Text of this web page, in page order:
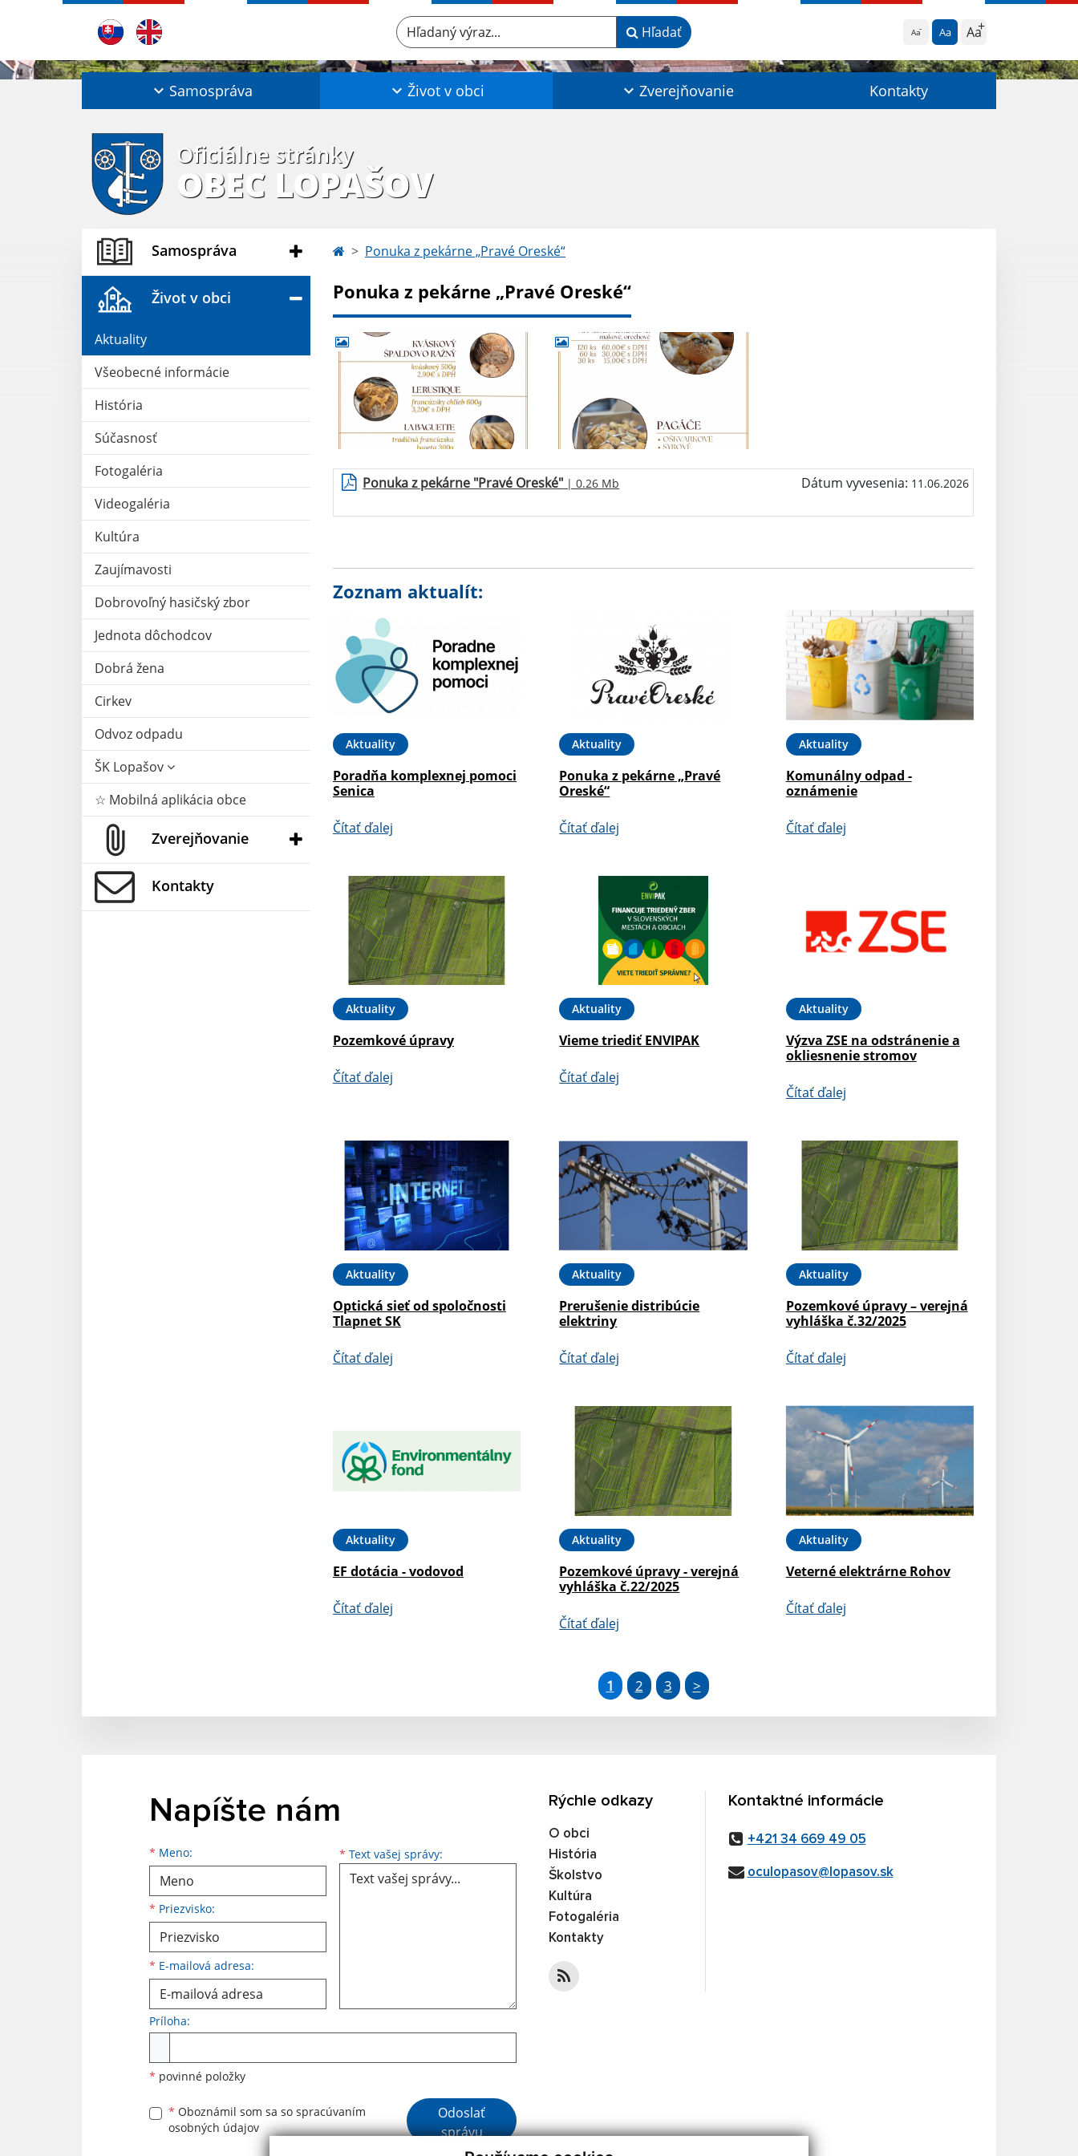
Aa Aa Aa
Hľadaný výraz... Hľadať
Samospráva Život v obci Zverejňovanie Kontakty
Oficiálne stránky
OBEC LOPAŠOV
Samospráva
Život v obci
Aktuality
Všeobecné informácie
História
Súčasnosť
Fotogaléria
Videogaléria
Kultúra
Zaujímavosti
Dobrovoľný hasičský zbor
Jednota dôchodcov
Dobrá žena
Cirkev
Odvoz odpadu
ŠK Lopašov
☆ Mobilná aplikácia obce
Zverejňovanie
Kontakty
Ponuka z pekárne „Pravé Oreské“
Ponuka z pekárne „Pravé Oreské“
Ponuka z pekárne "Pravé Oreské" | 0.26 Mb Dátum vyvesenia: 11.06.2026
Zoznam aktualít:
Aktuality
Poradňa komplexnej pomoci
Senica
Čítať ďalej
Aktuality
Ponuka z pekárne „Pravé
Oreské“
Čítať ďalej
Aktuality
Komunálny odpad -
oznámenie
Čítať ďalej
Aktuality
Pozemkové úpravy
Čítať ďalej
Aktuality
Vieme triediť ENVIPAK
Čítať ďalej
Aktuality
Výzva ZSE na odstránenie a
okliesnenie stromov
Čítať ďalej
Aktuality
Optická sieť od spoločnosti
Tlapnet SK
Čítať ďalej
Aktuality
Prerušenie distribúcie
elektriny
Čítať ďalej
Aktuality
Pozemkové úpravy – verejná
vyhláška č.32/2025
Čítať ďalej
Aktuality
EF dotácia - vodovod
Čítať ďalej
Aktuality
Pozemkové úpravy - verejná
vyhláška č.22/2025
Čítať ďalej
Aktuality
Veterné elektrárne Rohov
Čítať ďalej
1 2 3 >
Napíšte nám
* Meno:
Meno
* Priezvisko:
Priezvisko
* E-mailová adresa:
E-mailová adresa * Text vašej správy: Text vašej správy...
Príloha:
* povinné položky
* Oboznámil som sa so spracúvaním
osobných údajov
Google reCaptcha Response
Odoslať
správu
Rýchle odkazy
O obci
História
Školstvo
Kultúra
Fotogaléria
Kontakty
Kontaktné informácie
+421 34 669 49 05
oculopasov@lopasov.sk